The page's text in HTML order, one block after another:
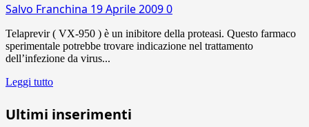
Salvo Franchina 19 Aprile 20090
Telaprevir ( VX-950 ) è un inibitore della proteasi. Questo farmaco
sperimentale potrebbe trovare indicazione nel trattamento
dell’infezione da virus...
Leggi tutto
Ultimi inserimenti